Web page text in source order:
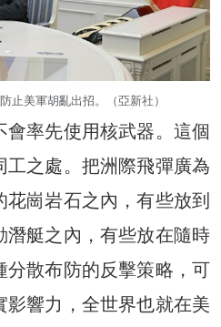
止美軍胡亂出招。（亞新社）
率先使用核武器。這個
工之處。把洲際飛彈廣為
崗岩石之內，有些放到
潛艇之內，有些放在隨時
分散布防的反擊策略，可
響力，全世界也就在美